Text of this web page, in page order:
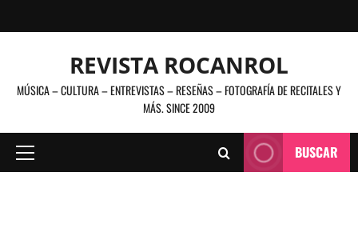
al
REVISTA ROCANROL
MÚSICA – CULTURA – ENTREVISTAS – RESEÑAS – FOTOGRAFÍA DE RECITALES Y
MÁS. SINCE 2009
Menú
BUSCAR